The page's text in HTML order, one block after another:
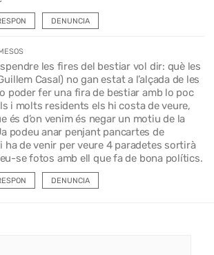
DENUNCIA
les fires del bestiar vol dir: què les
Casal) no gan estat a l’alçada de les
poder fer una fira de bestiar amb lo poc
i molts residents els hi costa de veure,
és d’on venim és negar un motiu de la
podeu anar penjant pancartes de
ha de venir per veure 4 paradetes sortirà
se fotos amb ell que fa de bona polítics.
DENUNCIA